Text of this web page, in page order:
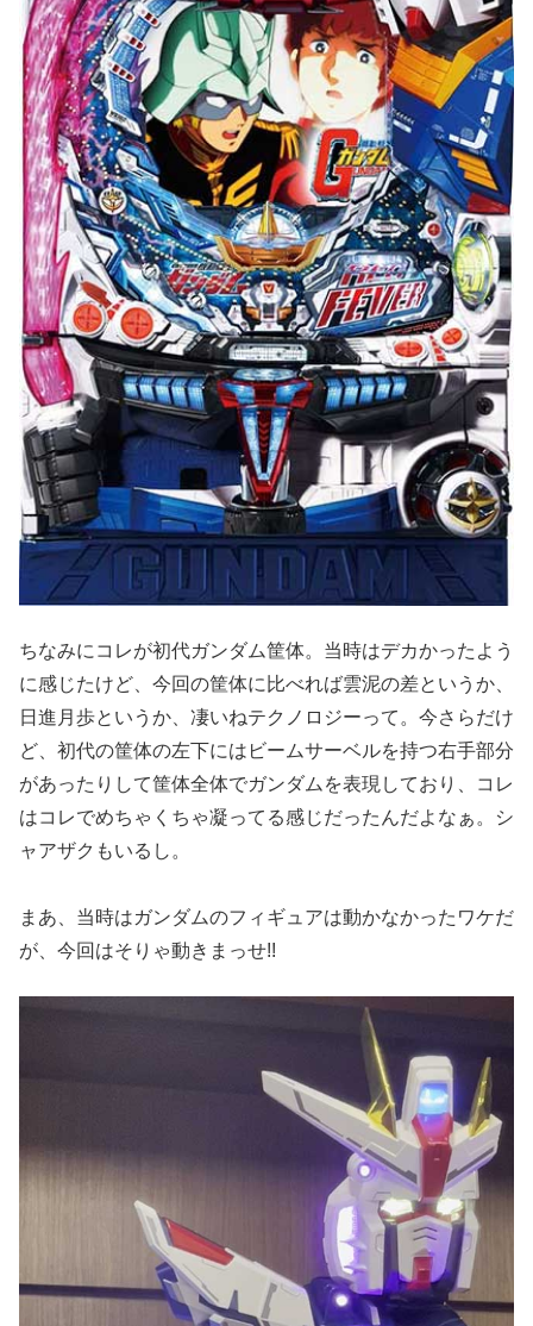
ちなみにコレが初代ガンダム筐体。当時はデカかったよう
に感じたけど、今回の筐体に比べれば雲泥の差というか、
日進月歩というか、凄いねテクノロジーって。今さらだけ
ど、初代の筐体の左下にはビームサーベルを持つ右手部分
があったりして筐体全体でガンダムを表現しており、コレ
はコレでめちゃくちゃ凝ってる感じだったんだよなぁ。シ
ャアザクもいるし。
まあ、当時はガンダムのフィギュアは動かなかったワケだ
が、今回はそりゃ動きまっせ!!